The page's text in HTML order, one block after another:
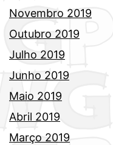
Novembro 2019
Outubro 2019
Julho 2019
Junho 2019
Maio 2019
Abril 2019
Março 2019